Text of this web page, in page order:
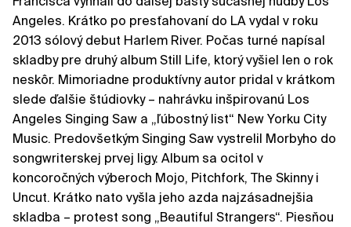
Angeles. Krátko po presťahovaní do LA vydal v roku
2013 sólový debut Harlem River. Počas turné napísal
skladby pre druhý album Still Life, ktorý vyšiel len o rok
neskôr. Mimoriadne produktívny autor pridal v krátkom
slede ďalšie štúdiovky – nahrávku inšpirovanú Los
Angeles Singing Saw a „ľúbostný list“ New Yorku City
Music. Predovšetkým Singing Saw vystrelil Morbyho do
songwriterskej prvej ligy. Album sa ocitol v
koncoročných výberoch Mojo, Pitchfork, The Skinny i
Uncut. Krátko nato vyšla jeho azda najzásadnejšia
skladba – protest song „Beautiful Strangers“. Piesňou